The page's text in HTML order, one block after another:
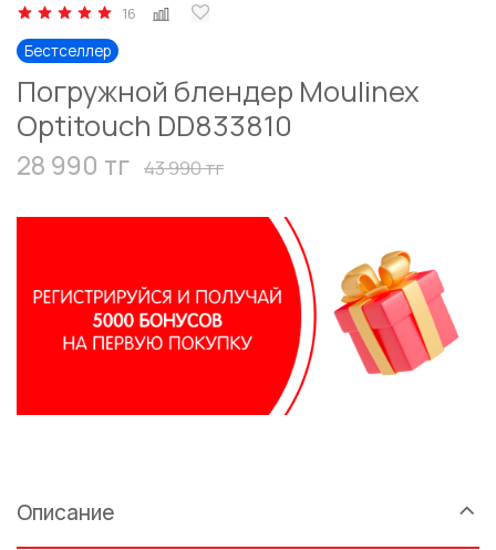
16
Бестселлер
Погружной блендер Moulinex
Optitouch DD833810
28 990 тг 43 990 тг
Описание